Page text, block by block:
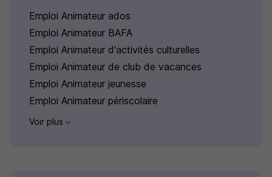
Emploi Animateur ados
Emploi Animateur BAFA
Emploi Animateur d'activités culturelles
Emploi Animateur de club de vacances
Emploi Animateur jeunesse
Emploi Animateur périscolaire
Voir plus